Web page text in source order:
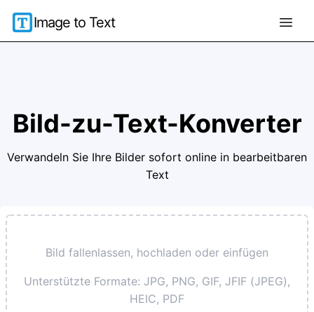
Image to Text
Bild-zu-Text-Konverter
Verwandeln Sie Ihre Bilder sofort online in bearbeitbaren
Text
Bild fallenlassen, hochladen oder einfügen
Unterstützte Formate: JPG, PNG, GIF, JFIF (JPEG),
HEIC, PDF